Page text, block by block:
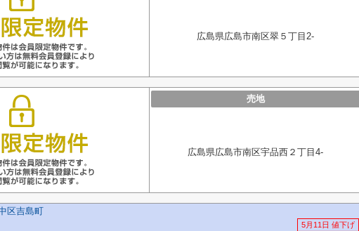
広島県広島市南区翠５丁目2-
売地
広島県広島市南区宇品西２丁目4-
区吉島町
5月11日 値下げ